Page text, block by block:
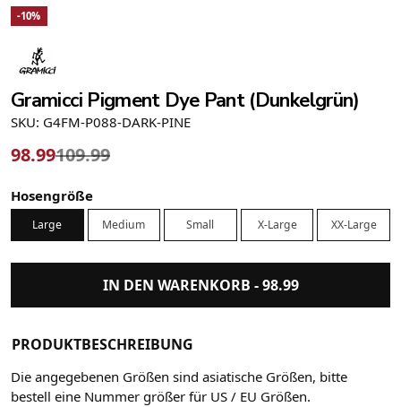
-10%
Gramicci Pigment Dye Pant (Dunkelgrün)
SKU: G4FM-P088-DARK-PINE
98.99109.99
Hosengröße
Large Medium Small X-Large XX-Large
IN DEN WARENKORB -98.99
PRODUKTBESCHREIBUNG
Die angegebenen Größen sind asiatische Größen, bitte
bestell eine Nummer größer für US / EU Größen.